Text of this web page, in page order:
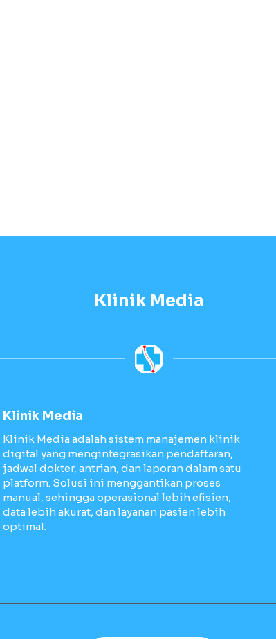
Klinik Media
Klinik Media
Klinik Media adalah sistem manajemen klinik
digital yang mengintegrasikan pendaftaran,
jadwal dokter, antrian, dan laporan dalam satu
platform. Solusi ini menggantikan proses
manual, sehingga operasional lebih efisien,
data lebih akurat, dan layanan pasien lebih
optimal.